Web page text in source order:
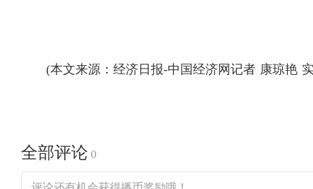
(本文来源：经济日报-中国经济网记者 康琼艳
全部评论 0